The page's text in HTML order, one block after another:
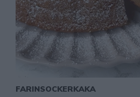
FARINSOCKERKAKA